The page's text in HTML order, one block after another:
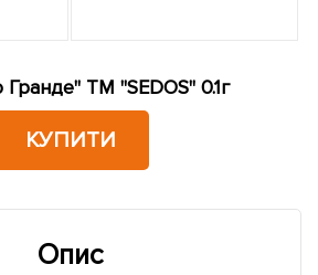
Гранде" ТМ "SEDOS" 0.1г
КУПИТИ
Опис